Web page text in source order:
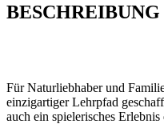
BESCHREIBUNG
Für Naturliebhaber und
einzigartiger Lehrpfad
auch ein spielerisches